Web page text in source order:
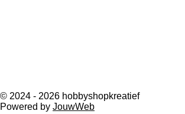
a
c
n
s
© 2024 - 2026 hobbyshopkreatief
Powered by JouwWeb